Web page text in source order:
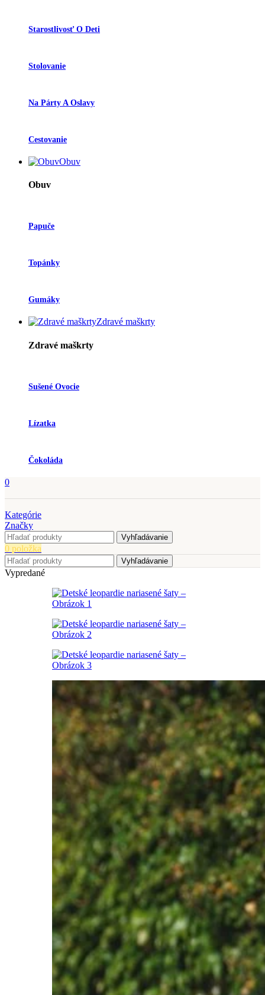
Starostlivosť O Deti
Stolovanie
Na Párty A Oslavy
Cestovanie
Obuv
Obuv
Papuče
Topánky
Gumáky
Zdravé maškrty
Zdravé maškrty
Sušené Ovocie
Lízatka
Čokoláda
0
Kategórie
Značky
Vyhľadávanie
0 položka
Vyhľadávanie
Vypredané